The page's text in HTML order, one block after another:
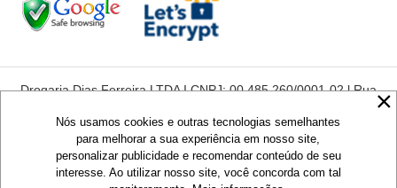
Drogaria Dias Ferreira LTDA I CNPJ: 00.485.260/0001-02 l Rua
050
Preços e condições de pagamentos são exclusivos para compras via
Internet, válidos para o dia de hoje ou enquanto durarem nossos
estoques, não sendo obrigatoriamente o mesmo que os praticados em
Nós usamos cookies e outras tecnologias semelhantes
para melhorar a sua experiência em nosso site,
personalizar publicidade e recomendar conteúdo de seu
interesse. Ao utilizar nosso site, você concorda com tal